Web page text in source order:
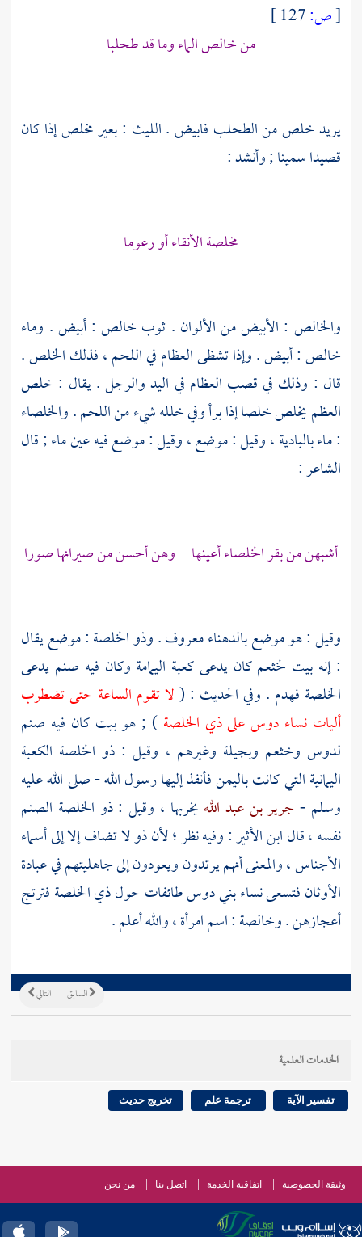
[ص:
من خالص الماء وما قد طحلبا
يريد خلص من الطحلب فابيض .الليث : بعير مخلص إذا كان
قصيدا سمينا ; وأنشد :
مخلصة الأنقاء أو رعوما
والخالص : الأبيض من الألوان . ثوب خالص : أبيض . وماء
خالص : أبيض . وإذا تشظى العظام في اللحم ، فذلك الخلص .
قال : وذلك في قصب العظام في اليد والرجل . يقال : خلص
العظم يخلص خلصا إذا برأ وفي خلله شيء من اللحم . والخلصاء
: ماء بالبادية ، وقيل : موضع ، وقيل : موضع فيه عين ماء ; قال
الشاعر :
أشبهن من بقر الخلصاء أعينها وهن أحسن من صيرانها صورا
وقيل : هو موضعبالدهناءمعروف . وذو الخلصة : موضع يقال
: إنه بيت لخثعمكان يدعىكعبة اليمامة وكان فيه صنم يدعى
الخلصة فهدم . وفي الحديث : (لا تقوم الساعة حتى تضطرب
أليات نساء دوس على ذي الخلصة ) ; هو بيت كان فيه صنم
لدوس وخثعم وبجيلة وغيرهم ، وقيل : ذو الخلصة الكعبة
اليمانية التي كانتباليمنفأنفذ إليها رسول الله - صلى الله عليه
وسلم - جرير بن عبد اللهيخربها ، وقيل : ذو الخلصة الصنم
نفسه ، قالابن الأثير: وفيه نظر ؛ لأن ذو لا تضاف إلا إلى أسماء
الأجناس ، والمعنى أنهم يرتدون ويعودون إلى جاهليتهم في عبادة
الأوثان فتسعى نساءبني دوسطائفات حول ذي الخلصة فترتج
أعجازهن .وخالصة: اسم امرأة ، والله أعلم .
التالي السابق
الخدمات العلمية
تفسير الآية ترجمة علم تخريج حديث
وثيقة الخصوصية اتفاقية الخدمة اتصل بنا من نحن